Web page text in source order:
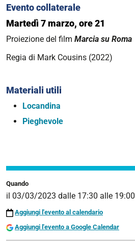
Quando
il 03/03/2023 dalle 17:30 alle 19:00
Aggiungi l'evento al calendario
Aggiungi l'evento a Google Calendar
Evento collaterale
Martedì 7 marzo, ore 21
Proiezione del film Marcia su Roma
Regia di Mark Cousins (2022)
Materiali utili
Locandina
Pieghevole